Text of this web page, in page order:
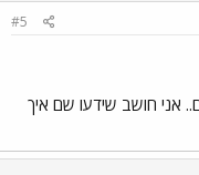
#5
אני חושב שידעו שם איך